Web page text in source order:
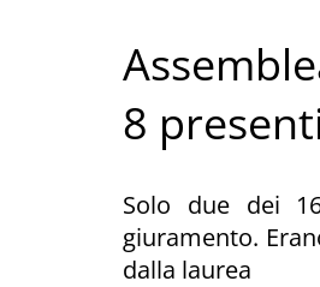
8
Solo due dei
giuramento.
dalla laurea